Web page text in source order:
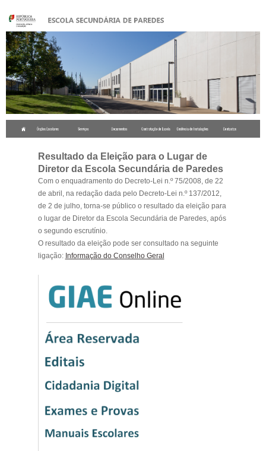
Resultado da Eleição para o Lugar de
Diretor da Escola Secundária de Paredes
Com o enquadramento do Decreto-Lei n.º 75/2008, de 22
de abril, na redação dada pelo Decreto-Lei n.º 137/2012,
de 2 de julho, torna-se público o resultado da eleição para
o lugar de Diretor da Escola Secundária de Paredes, após
o segundo escrutínio.
O resultado da eleição pode ser consultado na seguinte
ligação: Informação do Conselho Geral